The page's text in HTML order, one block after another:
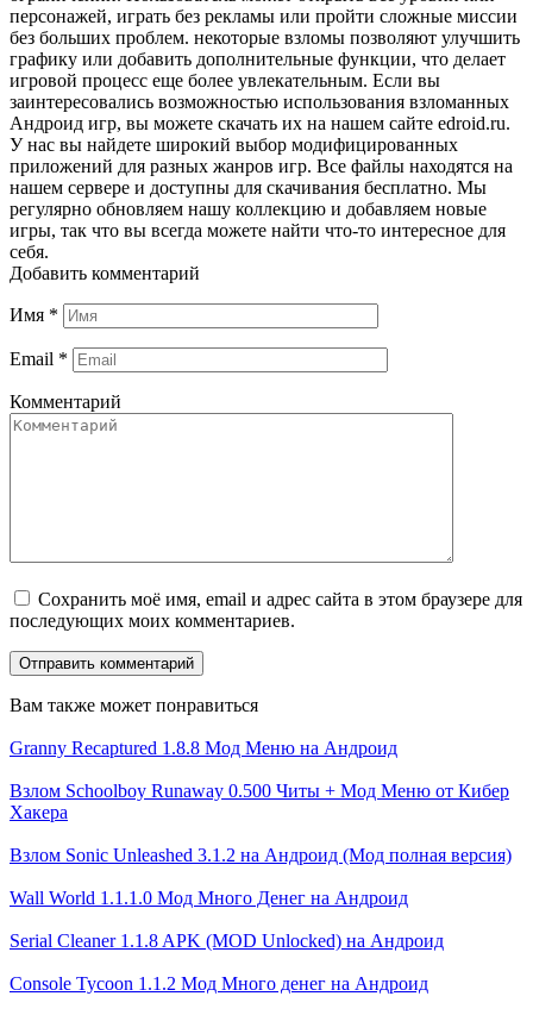
персонажей, играть без рекламы или пройти сложные миссии
без больших проблем. некоторые взломы позволяют улучшить
графику или добавить дополнительные функции, что делает
игровой процесс еще более увлекательным. Если вы
заинтересовались возможностью использования взломанных
Андроид игр, вы можете скачать их на нашем сайте edroid.ru.
У нас вы найдете широкий выбор модифицированных
приложений для разных жанров игр. Все файлы находятся на
нашем сервере и доступны для скачивания бесплатно. Мы
регулярно обновляем нашу коллекцию и добавляем новые
игры, так что вы всегда можете найти что-то интересное для
себя.
Добавить комментарий
Имя *
Email *
Комментарий
Сохранить моё имя, email и адрес сайта в этом браузере для
последующих моих комментариев.
Вам также может понравиться
Granny Recaptured 1.8.8 Мод Меню на Андроид
Взлом Schoolboy Runaway 0.500 Читы + Мод Меню от Кибер
Хакера
Взлом Sonic Unleashed 3.1.2 на Андроид (Мод полная версия)
Wall World 1.1.1.0 Мод Много Денег на Андроид
Serial Cleaner 1.1.8 APK (MOD Unlocked) на Андроид
Console Tycoon 1.1.2 Мод Много денег на Андроид